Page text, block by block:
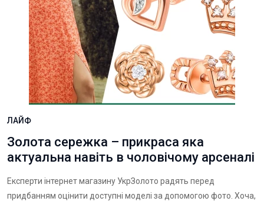
ЛАЙФ
Золота сережка – прикраса яка
актуальна навіть в чоловічому арсеналі
Експерти інтернет магазину УкрЗолото радять перед
придбанням оцінити доступні моделі за допомогою фото. Хоча,